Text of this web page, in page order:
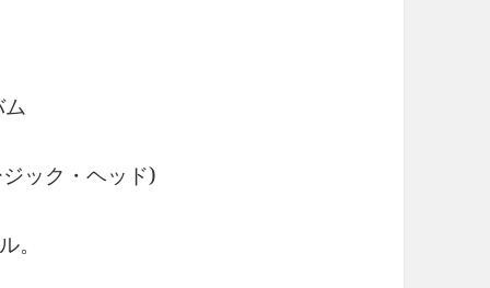
ック・ヘッド)
。